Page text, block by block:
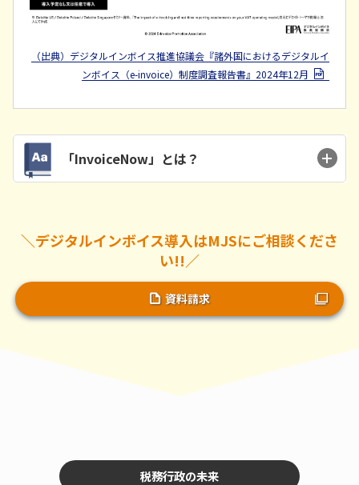
（出典）デジタルインボイス推進協議会『諸外国におけるデジタルイ
ンボイス（e-invoice）制度調査報告書』2024年12月
「InvoiceNow」とは？
＼デジタルインボイス導入はMJSにご相談くださ
い!!／
資料請求
税務行政の未来